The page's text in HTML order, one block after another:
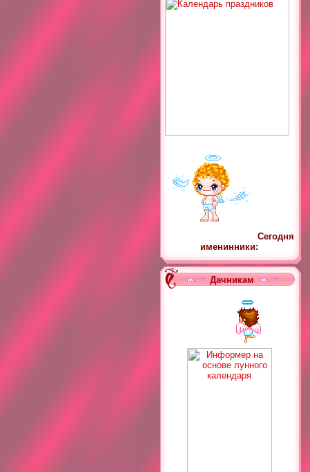
Сегодня
именинники:
Дачникам